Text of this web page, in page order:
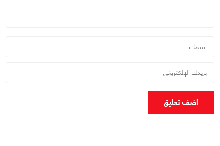
اضف تعليق